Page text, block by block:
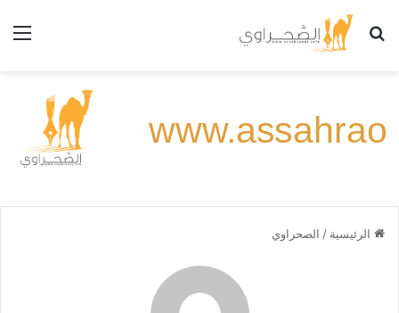
بحث عن
الرئيسية / الصحراوي